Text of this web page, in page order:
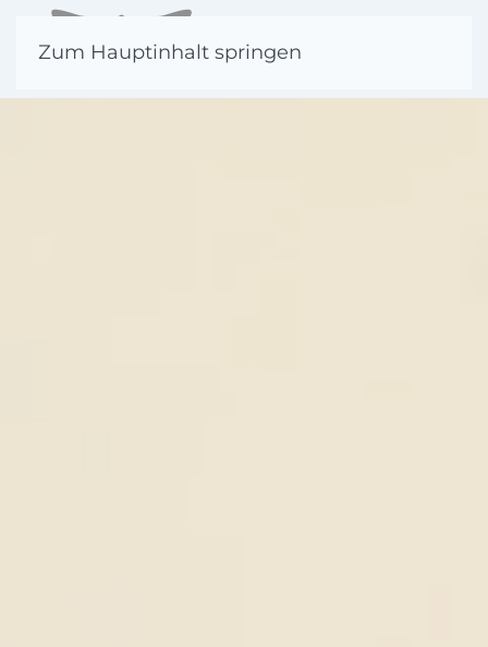
Zum Hauptinhalt springen